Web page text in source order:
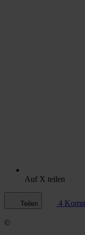
Auf X teilen
Teilen 4
©